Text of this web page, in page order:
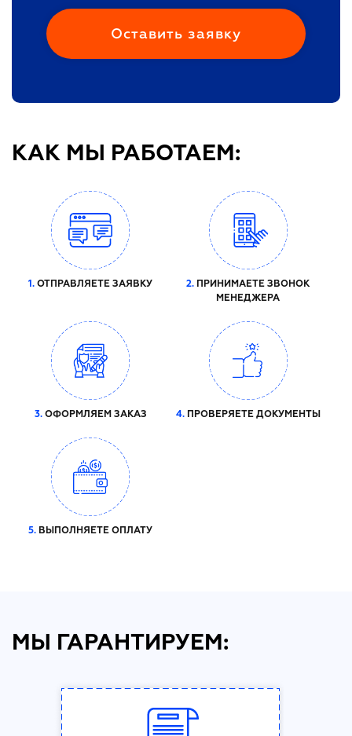
КАК МЫ РАБОТАЕМ:
1. ОТПРАВЛЯЕТЕ ЗАЯВКУ 2. ПРИНИМАЕТЕ ЗВОНОК
МЕНЕДЖЕРА
3.ОФОРМЛЯЕМ ЗАКАЗ 4.ПРОВЕРЯЕТЕ ДОКУМЕНТЫ
5. ВЫПОЛНЯЕТЕ ОПЛАТУ
МЫ ГАРАНТИРУЕМ: